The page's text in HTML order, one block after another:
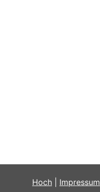
Hoch Impressum